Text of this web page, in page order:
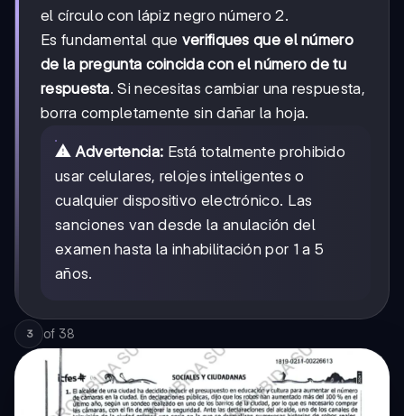
el círculo con lápiz negro número 2.
Es fundamental que verifiques que el número
de la pregunta coincida con el número de tu
respuesta. Si necesitas cambiar una respuesta,
borra completamente sin dañar la hoja.
⚠️ Advertencia: Está totalmente prohibido
usar celulares, relojes inteligentes o
cualquier dispositivo electrónico. Las
sanciones van desde la anulación del
examen hasta la inhabilitación por 1 a 5
años.
3 of 38